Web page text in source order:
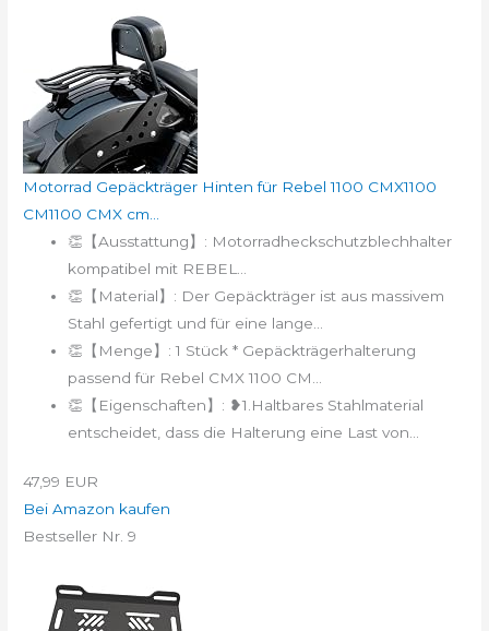
Motorrad Gepäckträger Hinten für Rebel 1100 CMX1100
CM1100 CMX cm...
👏【Ausstattung】: Motorradheckschutzblechhalter
kompatibel mit REBEL...
👏【Material】: Der Gepäckträger ist aus massivem
Stahl gefertigt und für eine lange...
👏【Menge】: 1 Stück * Gepäckträgerhalterung
passend für Rebel CMX 1100 CM...
👏【Eigenschaften】: ❥1.Haltbares Stahlmaterial
entscheidet, dass die Halterung eine Last von...
47,99 EUR
Bei Amazon kaufen
Bestseller Nr. 9